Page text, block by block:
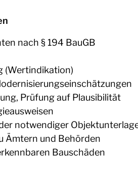
nach § 194 BauGB
(Wertindikation)
Prüfung auf Plausibilität
notwendiger
Ämtern und Behörden
Bauschäden